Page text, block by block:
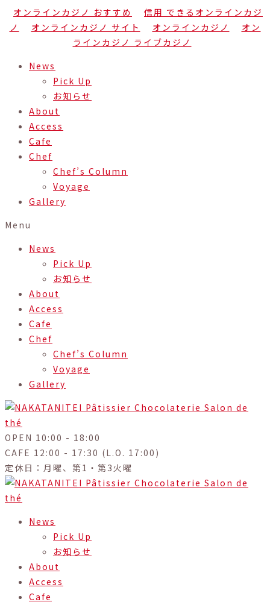
オンラインカジノ おすすめ
信用 できるオンラインカジ
ノ
オンラインカジノ サイト オンラインカジノ
オン
ラインカジノ ライブカジノ
News
Pick Up
お知らせ
About
Access
Cafe
Chef
Chef’s Column
Voyage
Gallery
Menu
News
Pick Up
お知らせ
About
Access
Cafe
Chef
Chef’s Column
Voyage
Gallery
OPEN 10:00 - 18:00
CAFE 12:00 - 17:30 (L.O. 17:00)
定休日：月曜、第1・第3火曜
News
Pick Up
お知らせ
About
Access
Cafe